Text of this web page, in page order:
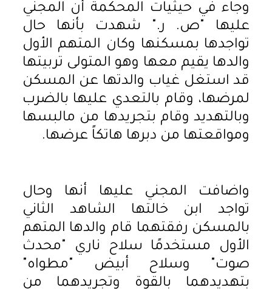
وجاء في حيثيات المحكمة أن المجني
عليها "ص. ر." شهدت بأنها حال
تواجدها بمسكنها وكان المتهم الأول
والدها يقيم معها وهو المتولى تربيتها
قد استغل غياب والدتها عن المسكن
لمرضها، وقام بالتعدي عليها بالضرب
وبالتهديد وقام بتجريدها من مالبسها
ومواقعتها من دبرها هاتكاً عرضها.
واضافت المجني عليها أنها وحال
تواجد ابن خالتها الشاهد الثاني
بالمسكن رفقتهما قام والدها المتهم
الأول مستخدمًا سلاح ناري "محدث
صوت" وسلاح أبيض "مطواه"
بتهديدهما بالقوة وتجريدهما من